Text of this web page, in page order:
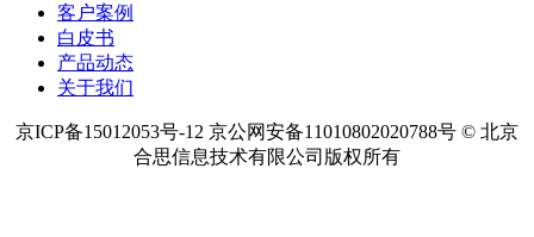
客户案例
白皮书
产品动态
关于我们
京ICP备15012053号-12 京公网安备11010802020788号 © 北京
合思信息技术有限公司版权所有